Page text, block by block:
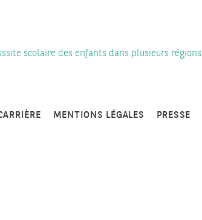
scolaire des enfants dans plusieurs régions
MENTIONS LÉGALES PRESSE